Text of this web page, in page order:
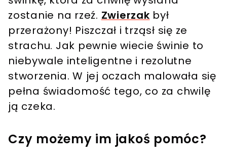
zostanie na rzeź. Zwierzak był
przerażony! Piszczał i trząsł się ze
strachu. Jak pewnie wiecie świnie to
niebywale inteligentne i rezolutne
stworzenia. W jej oczach malowała się
pełna świadomość tego, co za chwilę
ją czeka.
Czy możemy im jakoś pomóc?